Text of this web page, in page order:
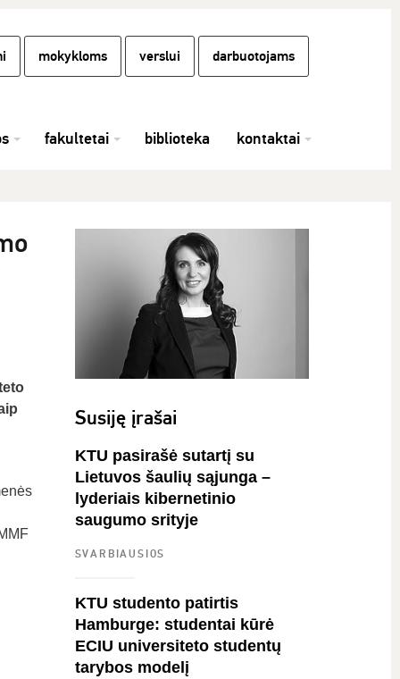
mokykloms verslui darbuotojams
fakultetai biblioteka kontaktai
Susiję įrašai
KTU pasirašė sutartį su
Lietuvos šaulių sąjunga –
lyderiais kibernetinio
saugumo srityje
SVARBIAUSIOS
KTU studento patirtis
Hamburge: studentai kūrė
ECIU universiteto studentų
tarybos modelį